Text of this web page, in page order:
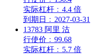
实际杠杆 ﹕ 4.4 倍
到期日 ﹕ 2027-03-31
13783 阿里 沽
行使价 ﹕ 99.68
实际杠杆 ﹕ 5.7 倍